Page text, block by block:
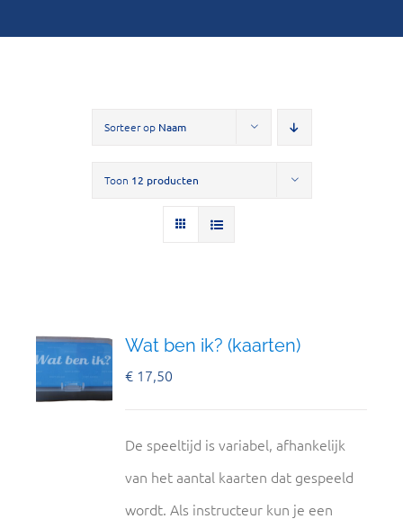
Sorteer op Naam
Toon 12 producten
Wat ben ik? (kaarten)
€ 17,50
De speeltijd is variabel, afhankelijk
van het aantal kaarten dat gespeeld
wordt. Als instructeur kun je een